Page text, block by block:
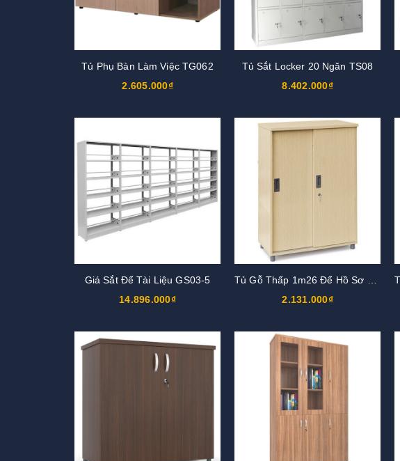
Tủ Phụ Bàn Làm Việc TG062
2.605.000₫
Tủ Sắt Locker 20 Ngăn TS08
8.402.000₫
Giá Sắt Để Tài Liệu GS03-5
14.896.000₫
2.131.000₫